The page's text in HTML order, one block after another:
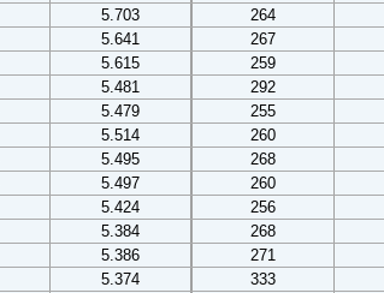
5.703 264
5.641 267
5.615 259
5.481 292
5.479 255
5.514 260
5.495 268
5.497 260
5.424 256
5.384 268
5.386 271
5.374 333